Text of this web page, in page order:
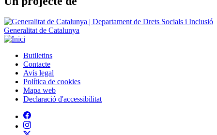
Peu
Butlletins
Contacte
Avís legal
Política de cookies
Mapa web
Declaració d'accessibilitat